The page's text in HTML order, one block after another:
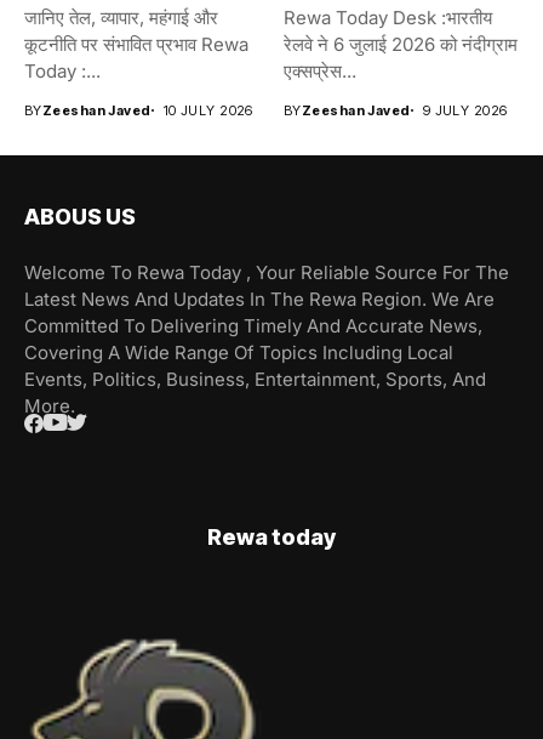
जानिए तेल, व्यापार, महंगाई और
कूटनीति पर संभावित प्रभाव Rewa
Today :...
BYZeeshan Javed 10 JULY 2026
Rewa Today Desk :भारतीय
रेलवे ने 6 जुलाई 2026 को नंदीग्राम
एक्सप्रेस...
BYZeeshan Javed 9 JULY 2026
ABOUS US
Welcome To Rewa Today , Your Reliable Source For The
Latest News And Updates In The Rewa Region. We Are
Committed To Delivering Timely And Accurate News,
Covering A Wide Range Of Topics Including Local
Events, Politics, Business, Entertainment, Sports, And
More.
Rewa today